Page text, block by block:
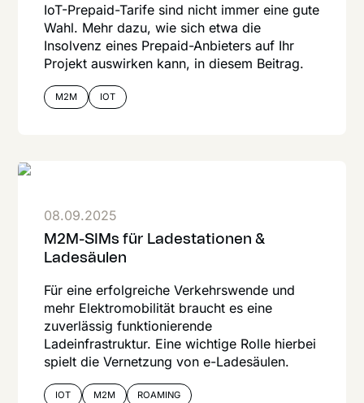
IoT-Prepaid-Tarife sind nicht immer eine gute
Wahl. Mehr dazu, wie sich etwa die
Insolvenz eines Prepaid-Anbieters auf Ihr
Projekt auswirken kann, in diesem Beitrag.
M2M IOT
08.09.2025
M2M-SIMs für Ladestationen &
Ladesäulen
Für eine erfolgreiche Verkehrswende und
mehr Elektromobilität braucht es eine
zuverlässig funktionierende
Ladeinfrastruktur. Eine wichtige Rolle hierbei
spielt die Vernetzung von e-Ladesäulen.
IOT M2M ROAMING